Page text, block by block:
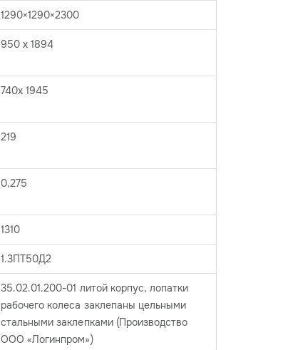
1290×1290×2300
950 х 1894
740х 1945
219
0,275
1310
1.3ПТ50Д2
35.02.01.200-01 литой корпус, лопатки
рабочего колеса заклепаны цельными
стальными заклепками (Производство
ООО «Логинпром»)